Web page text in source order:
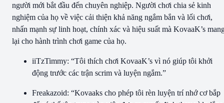
người mới bắt đầu đến chuyên nghiệp. Người chơi chia sẻ kinh
nghiệm của họ về việc cải thiện khả năng ngắm bắn và lối chơi,
nhấn mạnh sự linh hoạt, chính xác và hiệu suất mà KovaaK’s
lại cho hành trình chơi game của họ.
iiTzTimmy: “Tôi thích chơi KovaaK’s vì nó giúp tôi khởi
động trước các trận scrim và luyện ngắm.”
Freakazoid: “Kovaaks cho phép tôi rèn luyện trí nhớ cơ bắp